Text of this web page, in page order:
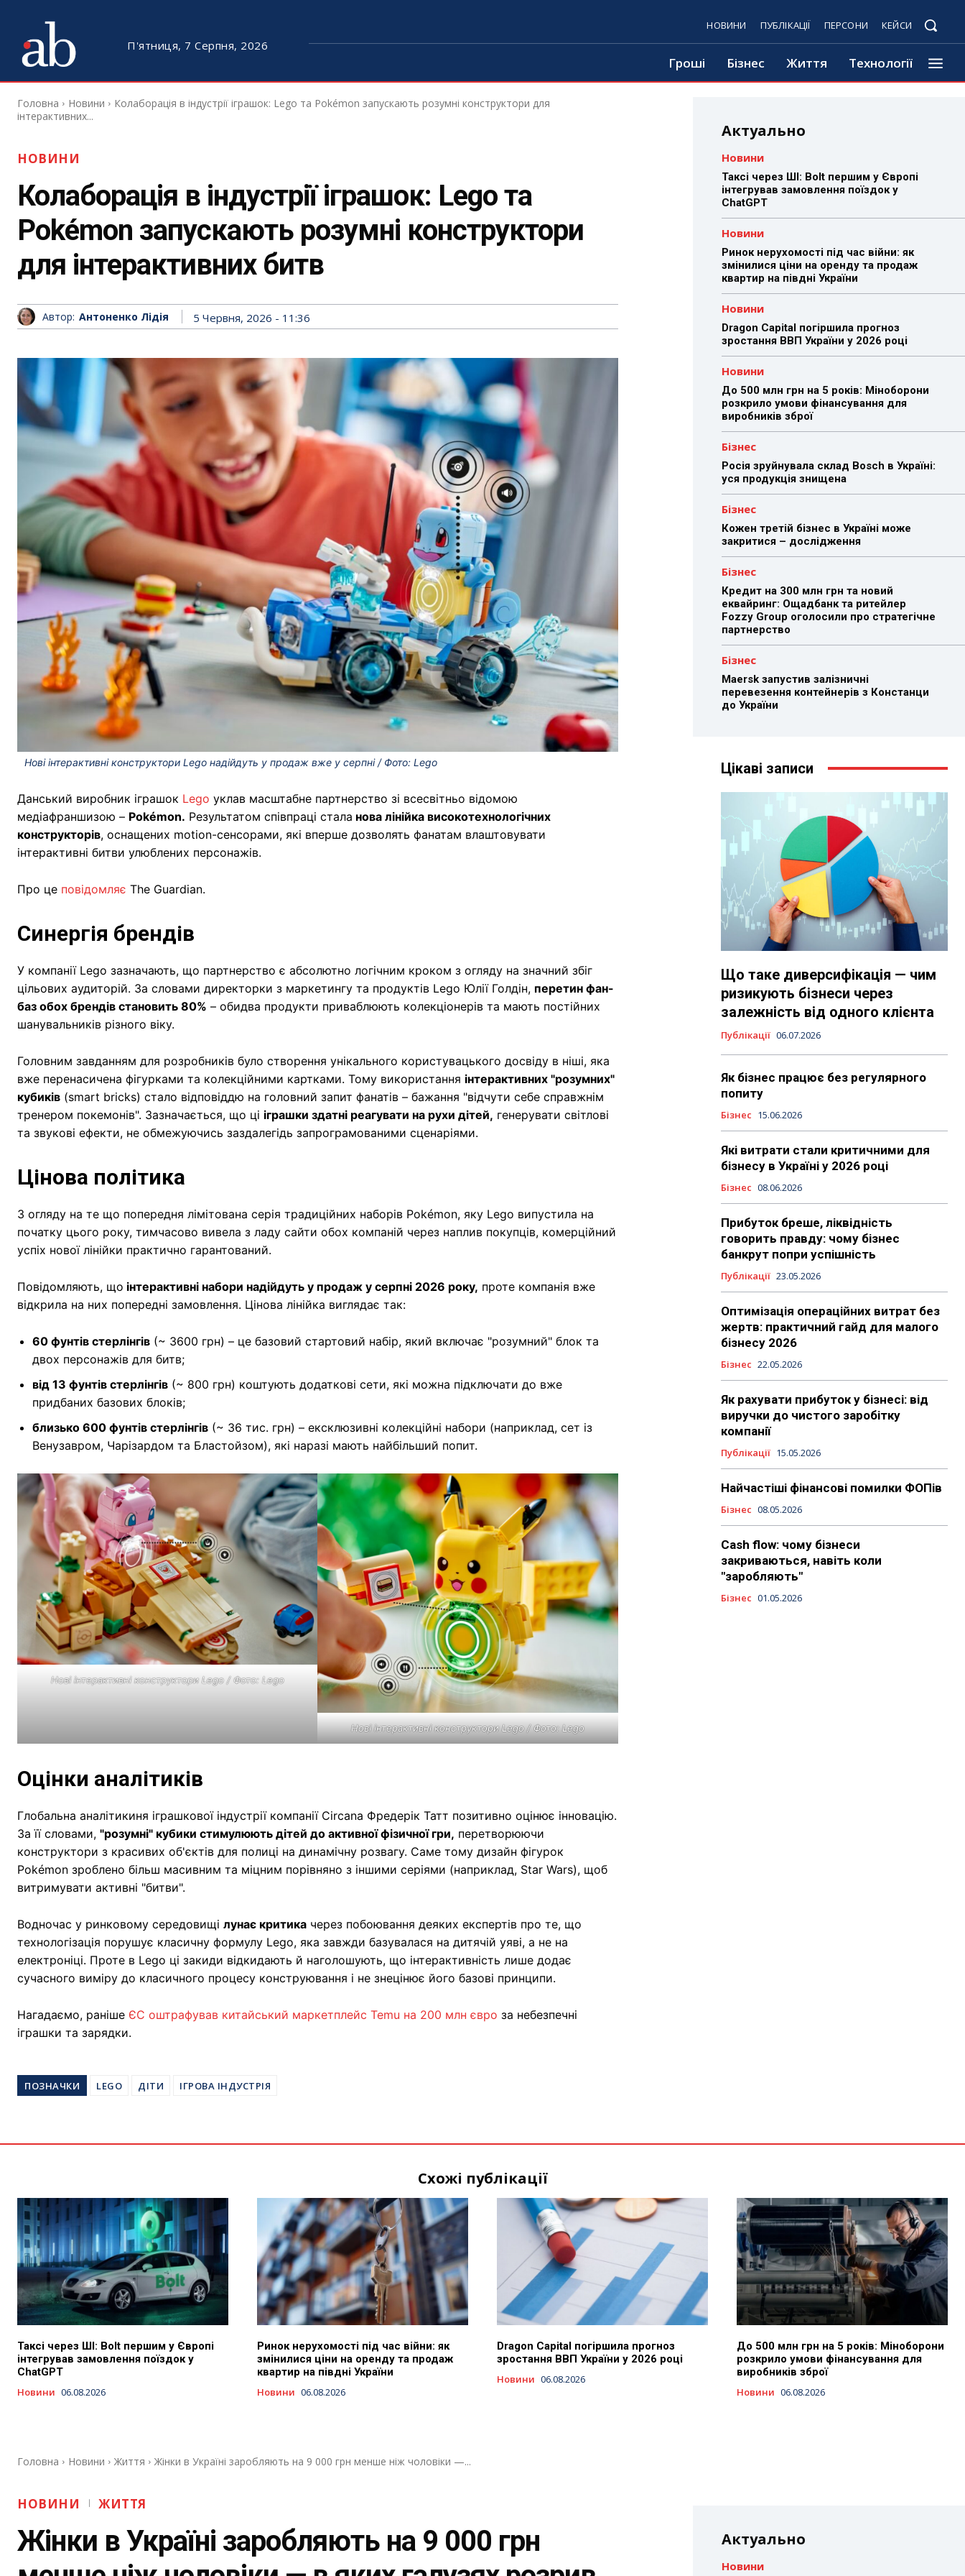
П'ятниця, 7 Серпня, 2026
НОВИНИ ПУБЛІКАЦІЇ ПЕРСОНИ КЕЙСИ
Гроші Бізнес Життя Технології
Головна Новини
Колаборація в індустрії іграшок: Lego та Pokémon запускають розумні конструктори для
інтерактивних...
НОВИНИ
Колаборація в індустрії іграшок: Lego та
Pokémon запускають розумні конструктори
для інтерактивних битв
Автор: Антоненко Лідія 5 Червня, 2026 - 11:36
Нові інтерактивні конструктори Lego надійдуть у продаж вже у серпні / Фото: Lego
Данський виробник іграшок Lego уклав масштабне партнерство зі всесвітньо відомою
медіафраншизою – Pokémon. Результатом співпраці стала нова лінійка високотехнологічних
конструкторів, оснащених motion-сенсорами, які вперше дозволять фанатам влаштовувати
інтерактивні битви улюблених персонажів.
Про це повідомляє The Guardian.
Синергія брендів
У компанії Lego зазначають, що партнерство є абсолютно логічним кроком з огляду на значний збіг
цільових аудиторій. За словами директорки з маркетингу та продуктів Lego Юлії Голдін, перетин фан-
баз обох брендів становить 80% – обидва продукти приваблюють колекціонерів та мають постійних
шанувальників різного віку.
Головним завданням для розробників було створення унікального користувацького досвіду в ніші, яка
вже перенасичена фігурками та колекційними картками. Тому використання інтерактивних "розумних"
кубиків (smart bricks) стало відповіддю на головний запит фанатів – бажання "відчути себе справжнім
тренером покемонів". Зазначається, що ці іграшки здатні реагувати на рухи дітей, генерувати світлові
та звукові ефекти, не обмежуючись заздалегідь запрограмованими сценаріями.
Цінова політика
З огляду на те що попередня лімітована серія традиційних наборів Pokémon, яку Lego випустила на
початку цього року, тимчасово вивела з ладу сайти обох компаній через наплив покупців, комерційний
успіх нової лінійки практично гарантований.
Повідомляють, що інтерактивні набори надійдуть у продаж у серпні 2026 року, проте компанія вже
відкрила на них попередні замовлення. Цінова лінійка виглядає так:
60 фунтів стерлінгів (~ 3600 грн) – це базовий стартовий набір, який включає "розумний" блок та
двох персонажів для битв;
від 13 фунтів стерлінгів (~ 800 грн) коштують додаткові сети, які можна підключати до вже
придбаних базових блоків;
близько 600 фунтів стерлінгів (~ 36 тис. грн) – ексклюзивні колекційні набори (наприклад, сет із
Венузавром, Чарізардом та Бластойзом), які наразі мають найбільший попит.
Нові інтерактивні конструктори Lego / Фото: Lego
Нові інтерактивні конструктори Lego / Фото: Lego
Оцінки аналітиків
Глобальна аналітикиня іграшкової індустрії компанії Circana Фредерік Татт позитивно оцінює інновацію.
За її словами, "розумні" кубики стимулюють дітей до активної фізичної гри, перетворюючи
конструктори з красивих об'єктів для полиці на динамічну розвагу. Саме тому дизайн фігурок
Pokémon зроблено більш масивним та міцним порівняно з іншими серіями (наприклад, Star Wars), щоб
витримувати активні "битви".
Водночас у ринковому середовищі лунає критика через побоювання деяких експертів про те, що
технологізація порушує класичну формулу Lego, яка завжди базувалася на дитячій уяві, а не на
електроніці. Проте в Lego ці закиди відкидають й наголошують, що інтерактивність лише додає
сучасного виміру до класичного процесу конструювання і не знецінює його базові принципи.
Нагадаємо, раніше ЄС оштрафував китайський маркетплейс Temu на 200 млн євро за небезпечні
іграшки та зарядки.
ПОЗНАЧКИ LEGO ДІТИ ІГРОВА ІНДУСТРІЯ
Актуально
Новини
Таксі через ШІ: Bolt першим у Європі
інтегрував замовлення поїздок у
ChatGPT
Новини
Ринок нерухомості під час війни: як
змінилися ціни на оренду та продаж
квартир на півдні України
Новини
Dragon Capital погіршила прогноз
зростання ВВП України у 2026 році
Новини
До 500 млн грн на 5 років: Міноборони
розкрило умови фінансування для
виробників зброї
Бізнес
Росія зруйнувала склад Bosch в Україні:
уся продукція знищена
Бізнес
Кожен третій бізнес в Україні може
закритися – дослідження
Бізнес
Кредит на 300 млн грн та новий
еквайринг: Ощадбанк та ритейлер
Fozzy Group оголосили про стратегічне
партнерство
Бізнес
Maersk запустив залізничні
перевезення контейнерів з Констанци
до України
Цікаві записи
Що таке диверсифікація — чим
ризикують бізнеси через
залежність від одного клієнта
Публікації 06.07.2026
Як бізнес працює без регулярного
попиту
Бізнес 15.06.2026
Які витрати стали критичними для
бізнесу в Україні у 2026 році
Бізнес 08.06.2026
Прибуток бреше, ліквідність
говорить правду: чому бізнес
банкрут попри успішність
Публікації 23.05.2026
Оптимізація операційних витрат без
жертв: практичний гайд для малого
бізнесу 2026
Бізнес 22.05.2026
Як рахувати прибуток у бізнесі: від
виручки до чистого заробітку
компанії
Публікації 15.05.2026
Найчастіші фінансові помилки ФОПів
Бізнес 08.05.2026
Cash flow: чому бізнеси
закриваються, навіть коли
"заробляють"
Бізнес 01.05.2026
Схожі публікації
Таксі через ШІ: Bolt першим у Європі
інтегрував замовлення поїздок у
ChatGPT
Новини 06.08.2026
Ринок нерухомості під час війни: як
змінилися ціни на оренду та продаж
квартир на півдні України
Новини 06.08.2026
Dragon Capital погіршила прогноз
зростання ВВП України у 2026 році
Новини 06.08.2026
До 500 млн грн на 5 років: Міноборони
розкрило умови фінансування для
виробників зброї
Новини 06.08.2026